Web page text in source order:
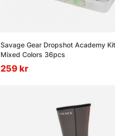
Savage Gear Dropshot Academy Kit
Mixed Colors 36pcs
259 kr